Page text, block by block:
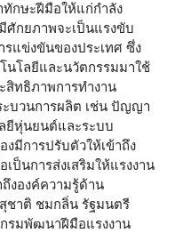
กษะฝีมือให้แก่กำลัง
ศักยภาพจะเป็นแรงขับ
รแข่งขันของประเทศ ซึ่ง
นโลยีและนวัตกรรมมาใช้
สิทธิภาพการทำงาน
บวนการผลิต เช่น ปัญญา
ยีหุ่นยนต์และระบบ
มีการปรับตัวให้เข้าถึง
ป็นการส่งเสริมให้แรงงาน
งองค์ความรู้ด้าน
ชาติ ชมกลิ่น รัฐมนตรี
กรมพัฒนาฝีมือแรงงาน